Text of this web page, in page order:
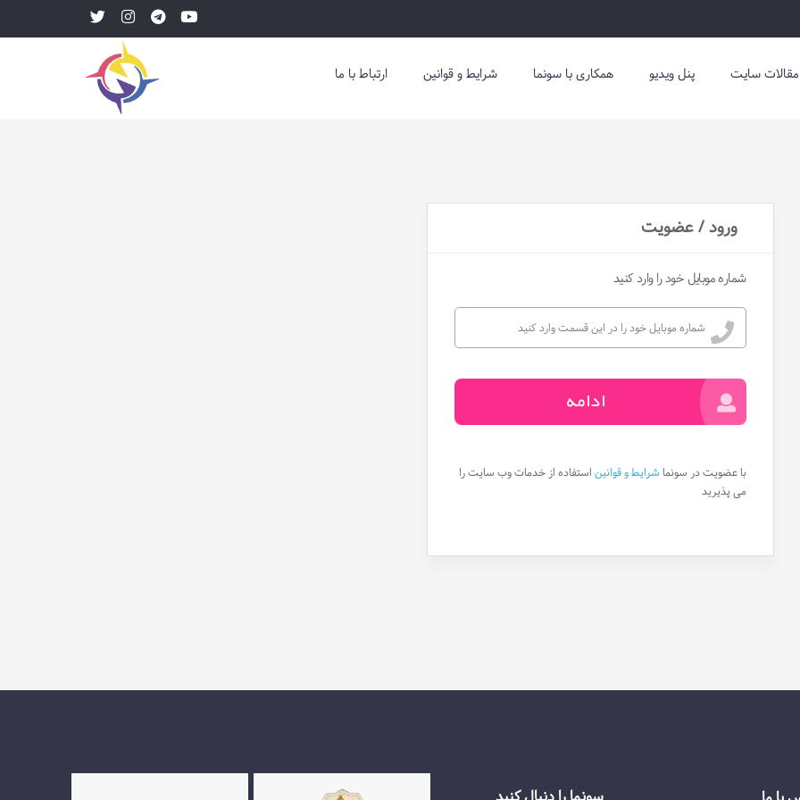
مقالات سایت پنل ویدیو همکاری با سونما شرایط و قوانین ارتباط با ما
ورود / عضویت
شماره موبایل خود را وارد کنید
ادامه
با عضویت در سونما شرایط و قوانین استفاده از خدمات وب سایت را
می پذیرید